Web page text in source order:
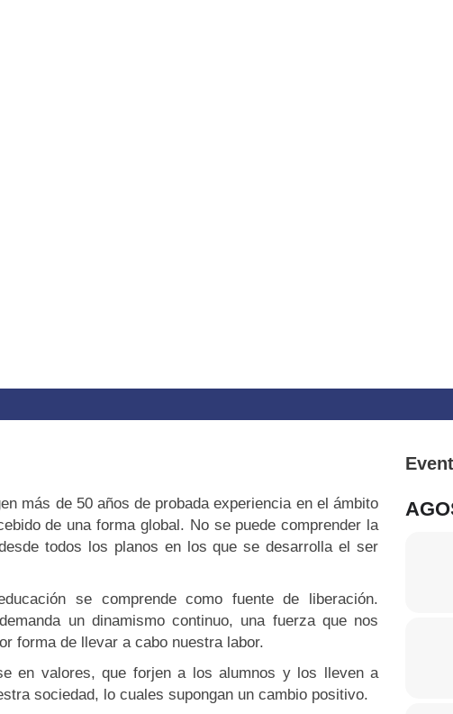
más de 50 años de probada experiencia en el ámbito
de una forma global. No se puede comprender la
todos los planos en los que se desarrolla el ser
se comprende como fuente de liberación.
un dinamismo continuo, una fuerza que nos
forma de llevar a cabo nuestra labor.
en valores, que forjen a los alumnos y los lleven a
sociedad, lo cuales supongan un cambio positivo.